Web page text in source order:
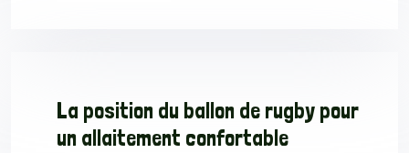
La position du ballon de rugby pour
un allaitement confortable